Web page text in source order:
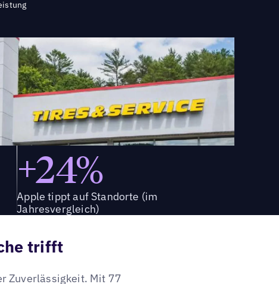
+24%
Apple tippt auf Standorte (im
Jahresvergleich)
trifft
Zuverlässigkeit. Mit 77